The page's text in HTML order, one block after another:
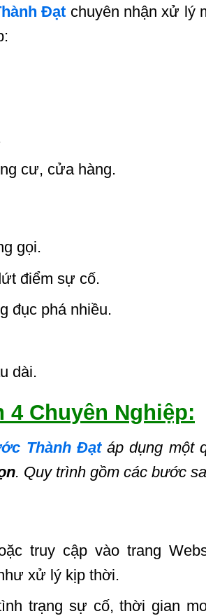
Đạt chuyên nhận xử lý
cư, cửa hàng.
gọi.
điểm sự cố.
đục phá nhiều.
dài.
4 Chuyên Nghiệp:
Thành Đạtáp dụng một
. Quy trình gồm các bước
truy cập vào trang
xử lý kịp thời.
trạng sự cố, thời gian